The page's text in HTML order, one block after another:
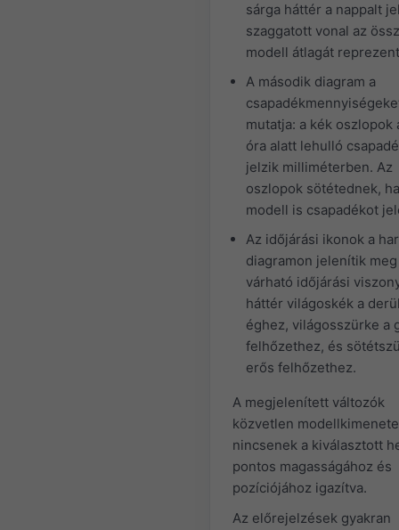
sárga háttér a nappalt
szaggatott vonal az
modell átlagát
A második diagram a
mutatja: a kék oszlopok
óra alatt lehulló
jelzik milliméterben. Az
oszlopok sötétednek,
modell is csapadékot
Az időjárási ikonok a
diagramon jelenítik meg
várható időjárási
háttér világoskék a
éghez, világosszürke a
felhőzethez, és
erős felhőzethez.
A megjelenített változók
közvetlen
nincsenek a kiválasztott
pontos magasságához és
pozíciójához igazítva.
Az előrejelzések gyakran